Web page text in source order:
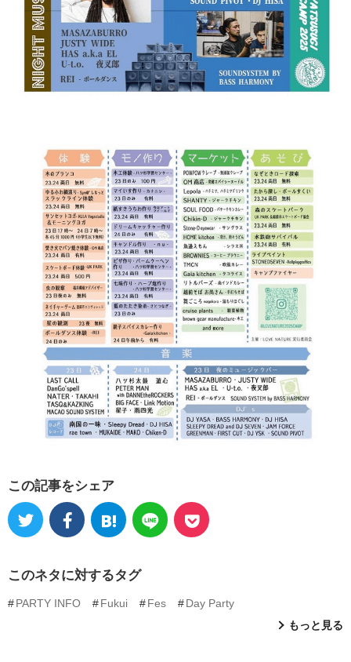
この記事をシェア
このネタに対するタグ
PARTY INFO Fukui Fes
Day Party
もっと見る